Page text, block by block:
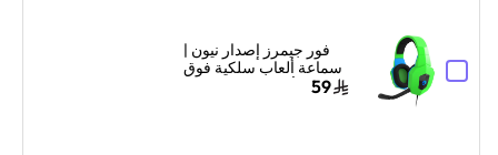
فور جيمرز إصدار نيون |
سماعة ألعاب سلكية فوق
59